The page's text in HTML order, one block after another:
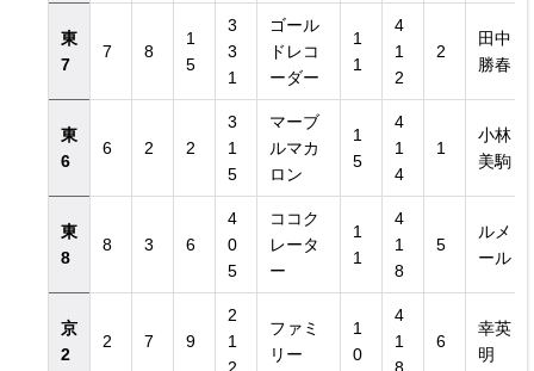
東
7
7 8
1
5
3
3
1
ゴール
ドレコ
ーダー
1
1
4
1
2
2
田中
勝春
東
6
6 2 2
3
1
5
マーブ
ルマカ
ロン
1
5
4
1
4
1
小林
美駒
東
8
8 3 6
4
0
5
ココク
レータ
ー
1
1
4
1
8
5
ルメ
ール
京
2
2 7 9
2
1
ファミ
リー
1
0
4
1
6
幸英
明